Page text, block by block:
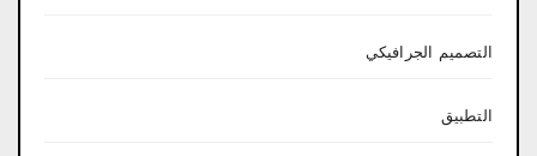
التصميم الجرافيكي
التطبيق